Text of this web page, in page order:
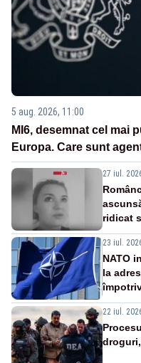
5 aug. 2026, 11:00
MI6, desemnat cel mai
Europa. Care sunt
27 iul.
ridicat
23 iul.
NATO
la
22 iul.